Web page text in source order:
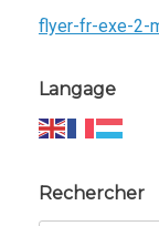
flyer-fr-exe-2-
Langage
Rechercher